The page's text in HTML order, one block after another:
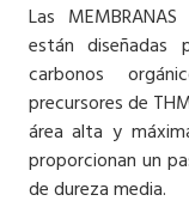
Las MEMBRANAS
están diseñadas
carbonos
precursores de
área alta y
proporcionan un
de dureza media.